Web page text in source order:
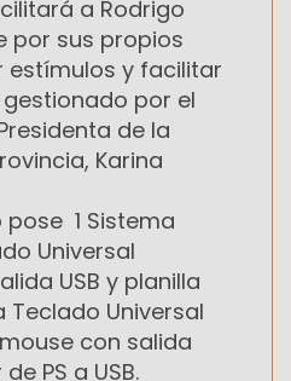
a Rodrigo
por sus propios
estímulos y facilitar
por el
de la
Karina
1 Sistema
Universal
USB y planilla
Teclado Universal
con salida
PS a USB.